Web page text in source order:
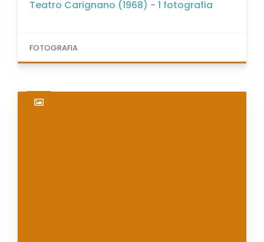
Teatro Carignano (1968) - 1 fotografia
FOTOGRAFIA